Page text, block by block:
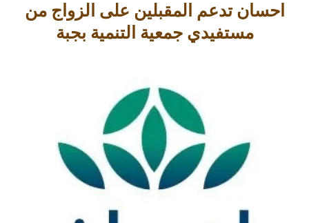
احسان تدعم المقبلين على الزواج من
مستفيدي جمعية التنمية بجبة